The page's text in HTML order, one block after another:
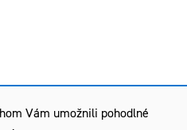
Vám umožnili pohodlné